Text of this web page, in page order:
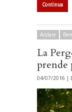
Continua
Andare
La
prende
04/07/2016 |